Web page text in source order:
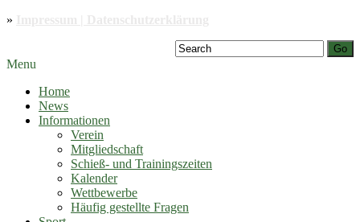
»
Go
Menu
Home
News
Informationen
Verein
Mitgliedschaft
Schieß- und Trainingszeiten
Kalender
Wettbewerbe
Häufig gestellte Fragen